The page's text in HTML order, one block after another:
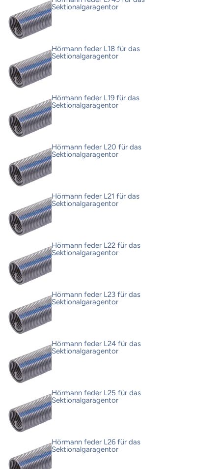
Sektionalgaragentor
Hörmann feder L18 für das
Sektionalgaragentor
Hörmann feder L19 für das
Sektionalgaragentor
Hörmann feder L20 für das
Sektionalgaragentor
Hörmann feder L21 für das
Sektionalgaragentor
Hörmann feder L22 für das
Sektionalgaragentor
Hörmann feder L23 für das
Sektionalgaragentor
Hörmann feder L24 für das
Sektionalgaragentor
Hörmann feder L25 für das
Sektionalgaragentor
Hörmann feder L26 für das
Sektionalgaragentor